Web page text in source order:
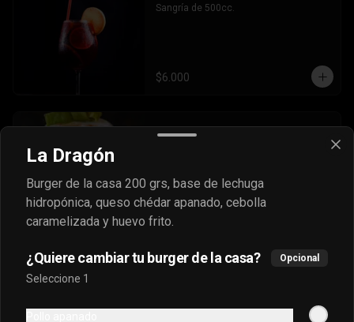
Sangría de 500cc.
$6.000
Sour Peruano Catedral
$7.900
La Dragón
Burger de la casa 200 grs, base de lechuga
hidropónica, queso chédar apanado, cebolla
caramelizada y huevo frito.
¿Quiere cambiar tu burger de la casa? Opcional
Seleccione 1